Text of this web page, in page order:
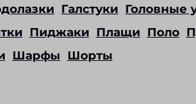
Галстуки Головные
Пиджаки Плащи Поло
Шарфы Шорты